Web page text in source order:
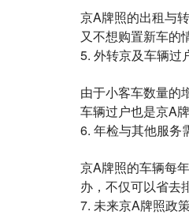
京A牌照的出租与
又不想购置新车的
5. 外转京及车辆过
由于小客车数量的
车辆过户也是京A
6. 年检与其他服务
京A牌照的车辆每
办，不仅可以省去
7. 未来京A牌照政